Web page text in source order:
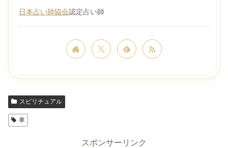
日本占い師協会認定占い師
スピリチュアル
車
スポンサーリンク